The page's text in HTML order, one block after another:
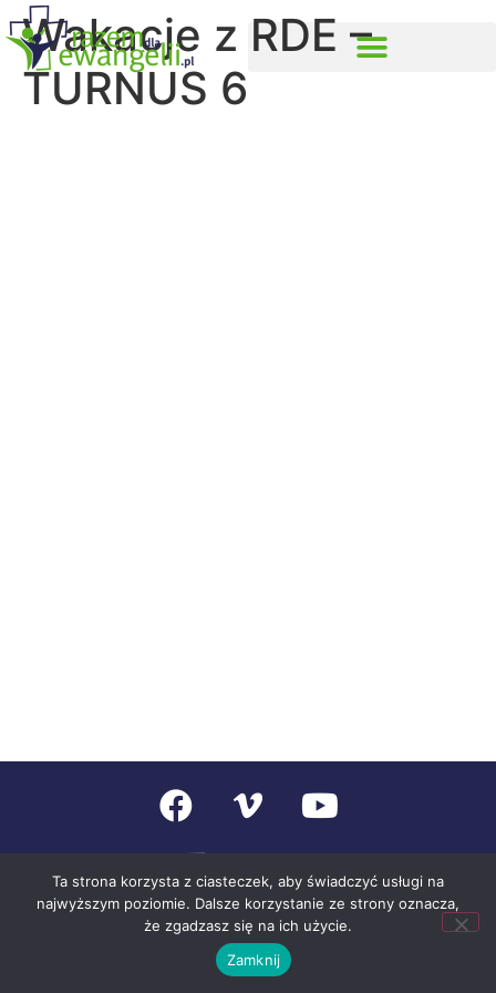
Wakacje z RDE –
TURNUS 6
KONTAKT
Ta strona korzysta z ciasteczek, aby świadczyć usługi na
najwyższym poziomie. Dalsze korzystanie ze strony oznacza,
że zgadzasz się na ich użycie.
Zamknij